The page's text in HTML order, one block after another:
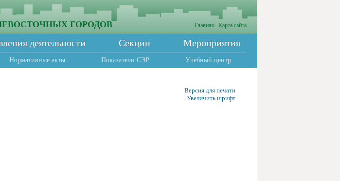
ГОРОДОВ Главная Карта сайта
деятельности Секции Мероприятия
Нормативные акты Показатели СЭР Учебный центр
Версия для печати
Увеличить шрифт